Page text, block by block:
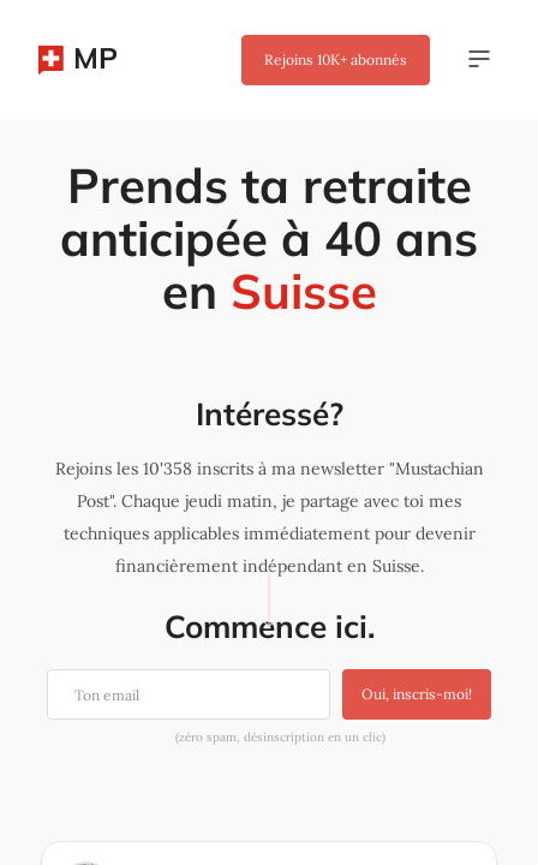
MP Rejoins 10K+ abonnés
Prends ta retraite
anticipée à 40 ans
en Suisse
Intéressé?
Rejoins les 10'358 inscrits à ma newsletter "Mustachian
Post". Chaque jeudi matin, je partage avec toi mes
techniques applicables immédiatement pour devenir
financièrement indépendant en Suisse.
Commence ici.
Oui, inscris-moi!
(zéro spam, désinscription en un clic)